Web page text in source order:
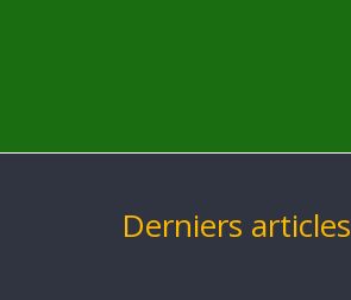
Derniers articles